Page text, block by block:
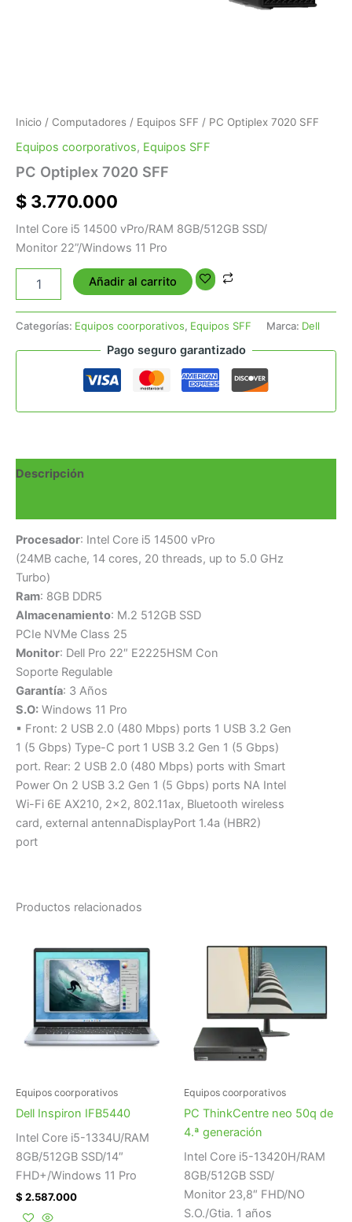
Inicio / Computadores / Equipos SFF / PC Optiplex 7020 SFF
Equipos coorporativos, Equipos SFF
PC Optiplex 7020 SFF
$ 3.770.000
Intel Core i5 14500 vPro/RAM 8GB/512GB SSD/
Monitor 22”/Windows 11 Pro
Añadir al carrito
Categorías: Equipos coorporativos, Equipos SFF Marca: Dell
Pago seguro garantizado
Descripción
Procesador: Intel Core i5 14500 vPro
(24MB cache, 14 cores, 20 threads, up to 5.0 GHz
Turbo)
Ram: 8GB DDR5
Almacenamiento: M.2 512GB SSD
PCIe NVMe Class 25
Monitor: Dell Pro 22″ E2225HSM Con
Soporte Regulable
Garantía: 3 Años
S.O: Windows 11 Pro
▪ Front: 2 USB 2.0 (480 Mbps) ports 1 USB 3.2 Gen
1 (5 Gbps) Type-C port 1 USB 3.2 Gen 1 (5 Gbps)
port. Rear: 2 USB 2.0 (480 Mbps) ports with Smart
Power On 2 USB 3.2 Gen 1 (5 Gbps) ports NA Intel
Wi-Fi 6E AX210, 2×2, 802.11ax, Bluetooth wireless
card, external antennaDisplayPort 1.4a (HBR2)
port
Productos relacionados
Equipos coorporativos
Dell Inspiron IFB5440
Intel Core i5-1334U/RAM
8GB/512GB SSD/14″
FHD+/Windows 11 Pro
$ 2.587.000
Equipos coorporativos
PC ThinkCentre neo 50q de
4.ª generación
Intel Core i5-13420H/RAM
8GB/512GB SSD/
Monitor 23,8″ FHD/NO
S.O./Gtia. 1 años